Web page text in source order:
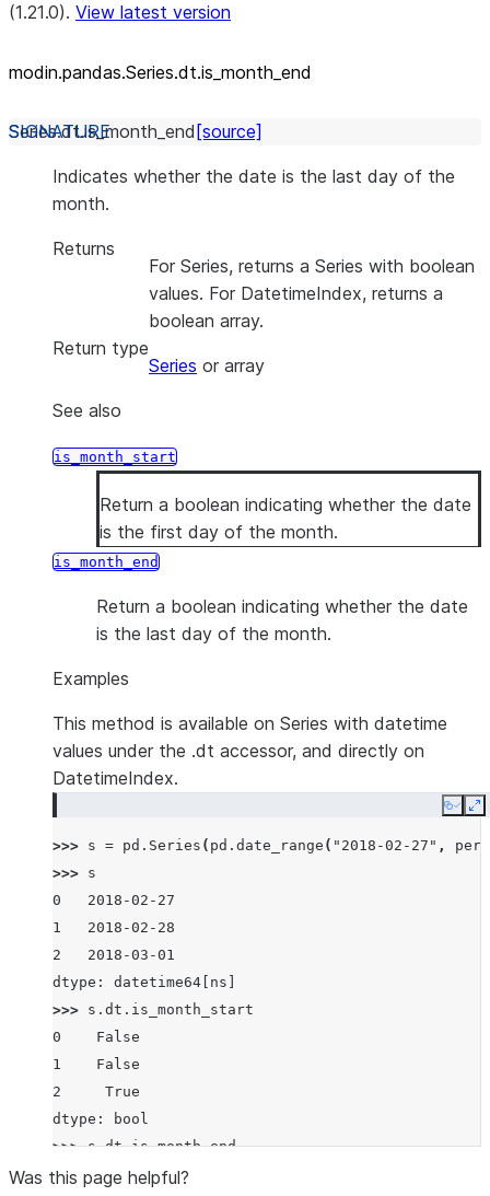
(1.21.0). View latest version
modin.pandas.Series.dt.is_ month_ end
Series.dt.is_month_end [source]
Indicates whether the date is the last day of the
month.
Returns
For Series, returns a Series with boolean
values. For DatetimeIndex, returns a
boolean array.
Return type
Series or array
See also
is_month_start
Return a boolean indicating whether the date
is the first day of the month.
is_month_end
Return a boolean indicating whether the date
is the last day of the month.
Examples
This method is available on Series with datetime
values under the .dt accessor, and directly on
DatetimeIndex.
Copy
>>> s = pd . Series ( pd . date_range ( "2018-02-27" ,
>>> s
0   2018-02-27
1   2018-02-28
2   2018-03-01
dtype: datetime64[ns]
>>> s . dt . is_month_start
0    False
1    False
2     True
dtype: bool
>>> s.dt.is_month_end
0    False
Was this page helpful?